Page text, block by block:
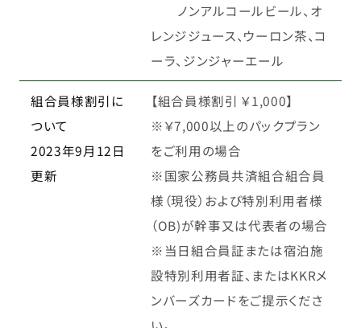
ノンアルコールビール、オ
レンジジュース、ウーロン茶、コ
ーラ、ジンジャーエール
組合員様割引に
ついて
2023年9月12日
更新
【組合員様割引 ￥1,000】
※￥7,000以上のパックプラン
をご利用の場合
※国家公務員共済組合組合員
様（現役）および特別利用者様
（OB)が幹事又は代表者の場合
※当日組合員証または宿泊施
設特別利用者証、またはKKRメ
ンバーズカードをご提示くださ